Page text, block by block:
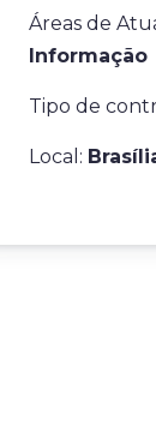
Áreas de
Informação
Tipo de
Local: